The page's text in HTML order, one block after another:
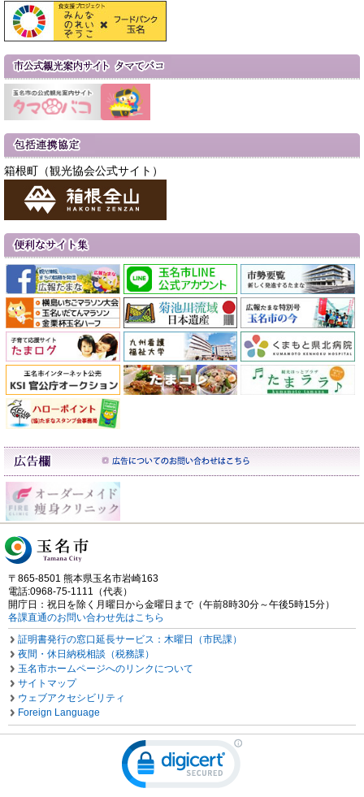
箱根町（観光協会公式サイト）
〒865-8501 熊本県玉名市岩崎163
電話:0968-75-1111（代表）
開庁日：祝日を除く月曜日から金曜日まで（午前8時30分～午後5時15分）
各課直通のお問い合わせ先はこちら
証明書発行の窓口延長サービス：木曜日（市民課）
夜間・休日納税相談（税務課）
玉名市ホームページへのリンクについて
サイトマップ
ウェブアクセシビリティ
Foreign Language